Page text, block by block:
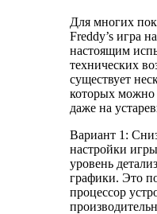
Для многих
Freddy’s игра
настоящим
технических
существует
которых можно
даже на
Вариант 1:
настройки
уровень
графики. Это
процессор